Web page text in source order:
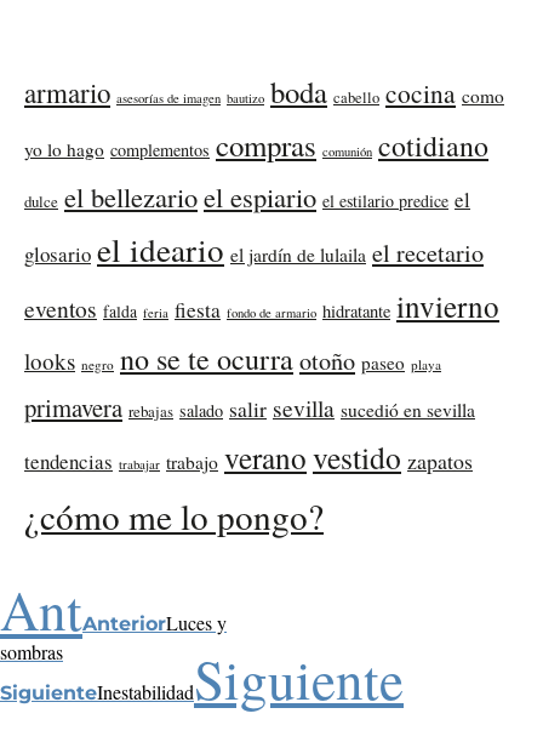
armario asesorías de imagen bautizo boda cabello cocina como
yo lo hago complementos compras comunión cotidiano
dulce el bellezarioel espiario el estilario predice el
glosario el ideario el jardín de lulaila el recetario
eventos falda feria fiesta fondo de armario hidratante invierno
looks negro no se te ocurraotoño paseo playa
primavera rebajas salado salir sevilla sucedió en sevilla
tendencias trabajar trabajo veranovestido zapatos
¿cómo me lo pongo?
AntAnteriorLuces y
sombras
SiguienteInestabilidadSiguiente